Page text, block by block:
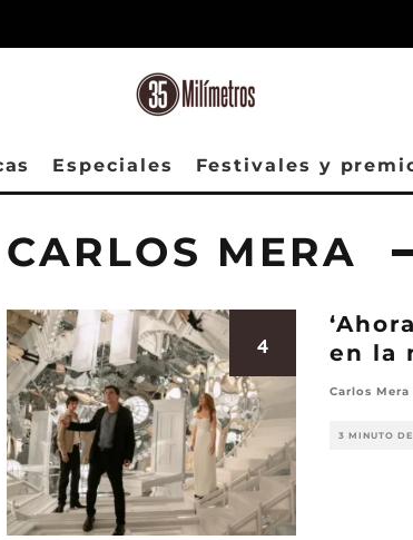
Especiales Festivales y
CARLOS MERA
4
en la
Carlos Mera
3 MINUTO